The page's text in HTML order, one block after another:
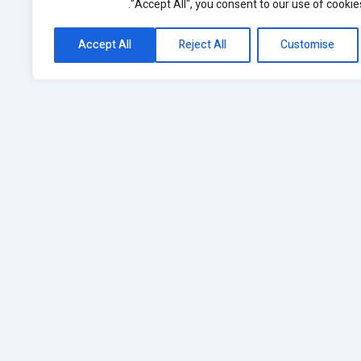
"Accept All", you consent to our use of
Customise
Reject All
Accept All